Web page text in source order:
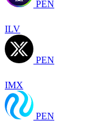
PEN
ILV
PEN
IMX
PEN